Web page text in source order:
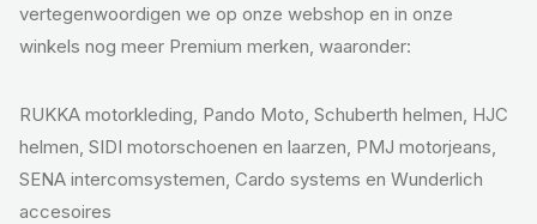
vertegenwoordigen we op onze webshop en in onze
winkels nog meer Premium merken, waaronder:
RUKKA motorkleding, Pando Moto, Schuberth helmen, HJC
helmen, SIDI motorschoenen en laarzen, PMJ motorjeans,
SENA intercomsystemen, Cardo systems en Wunderlich
accesoires